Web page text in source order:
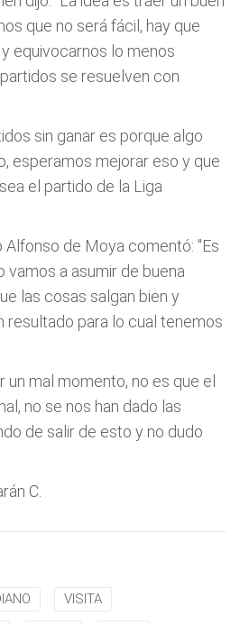
que no será fácil, hay que
equivocarnos lo menos
se resuelven con
sin ganar es porque algo
esperamos mejorar eso y que
el partido de la Liga
Alfonso de Moya comentó: "Es
vamos a asumir de buena
las cosas salgan bien y
resultado para lo cual tenemos
un mal momento, no es que el
no se nos han dado las
de salir de esto y no dudo
C.
VISITA